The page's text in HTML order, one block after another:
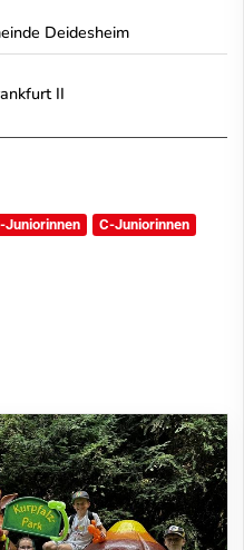
Deidesheim
II
Juniorinnen
C-Juniorinnen